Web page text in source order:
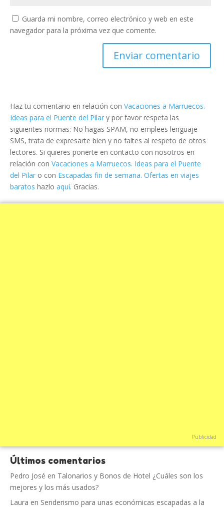
Guarda mi nombre, correo electrónico y web en este
navegador para la próxima vez que comente.
Haz tu comentario en relación con Vacaciones a Marruecos.
Ideas para el Puente del Pilar y por favor respeta las
siguientes normas: No hagas SPAM, no emplees lenguaje
SMS, trata de expresarte bien y no faltes al respeto de otros
lectores. Si quieres ponerte en contacto con nosotros en
relación con Vacaciones a Marruecos. Ideas para el Puente
del Pilar o con Escapadas fin de semana. Ofertas en viajes
baratos hazlo aquí. Gracias.
Publicidad
Últimos comentarios
Pedro José en Talonarios y Bonos de Hotel ¿Cuáles son los
mejores y los más usados?
Laura en Senderismo para unas económicas escapadas a la